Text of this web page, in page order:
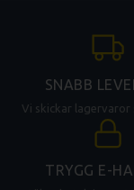
SNABB
Vi skickar lagervaror
TRYGG E-